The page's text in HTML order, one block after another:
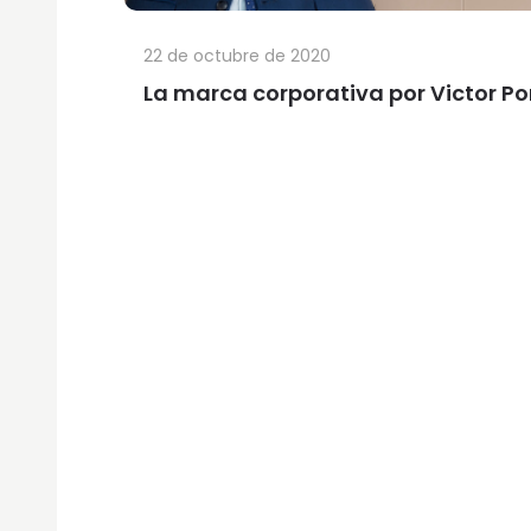
La marca corporativa por Victor
22 de octubre de 2020